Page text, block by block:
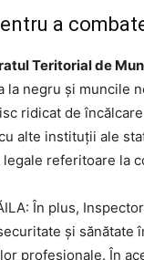
a
Teritorial de
la negru și muncile
ridicat de
alte instituții ale
referitoare la
În plus,
și sănătate
profesionale. În